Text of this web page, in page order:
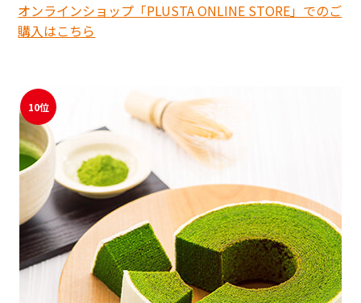
オンラインショップ「PLUSTA ONLINE STORE」でのご
購入はこちら
10位